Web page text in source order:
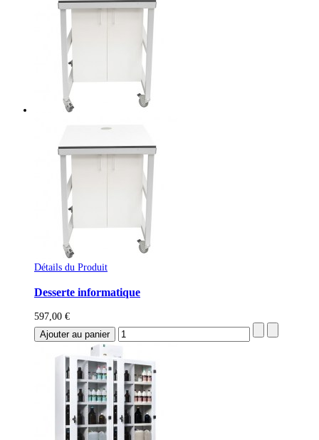
Détails du Produit
Desserte informatique
597,00 €